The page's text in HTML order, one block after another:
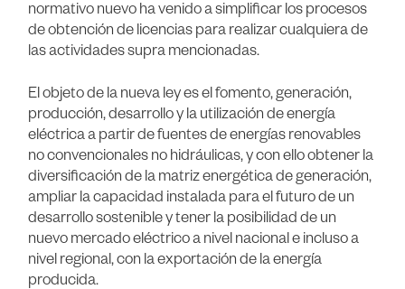
normativo nuevo ha venido a simplificar los procesos
de obtención de licencias para realizar cualquiera de
las actividades supra mencionadas.
El objeto de la nueva ley es el fomento, generación,
producción, desarrollo y la utilización de energía
eléctrica a partir de fuentes de energías renovables
no convencionales no hidráulicas, y con ello obtener la
diversificación de la matriz energética de generación,
ampliar la capacidad instalada para el futuro de un
desarrollo sostenible y tener la posibilidad de un
nuevo mercado eléctrico a nivel nacional e incluso a
nivel regional, con la exportación de la energía
producida.